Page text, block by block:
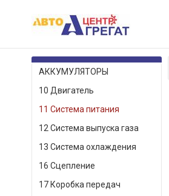
КАТАЛОГ ТОВАРОВ
АККУМУЛЯТОРЫ
10 Двигатель
11 Система питания
12 Система выпуска газа
13 Система охлаждения
16 Сцепление
17 Коробка передач